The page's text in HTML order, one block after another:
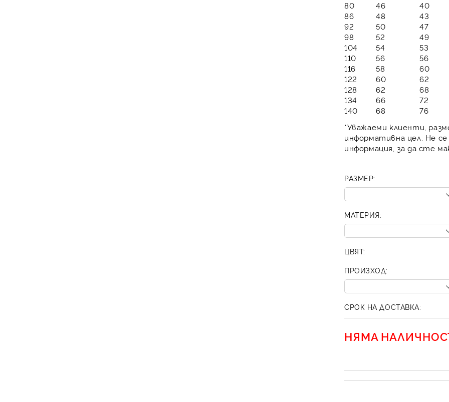
80
46
40
86
48
43
92
50
47
98
52
49
104
54
53
110
56
56
116
58
60
122
60
62
128
62
68
134
66
72
140
68
76
*Уважаеми клиенти,
информативна цел. Не
информация, за да сте
РАЗМЕР:
МАТЕРИЯ:
ЦВЯТ:
ПРОИЗХОД:
СРОК НА ДОСТАВКА:
НЯМА